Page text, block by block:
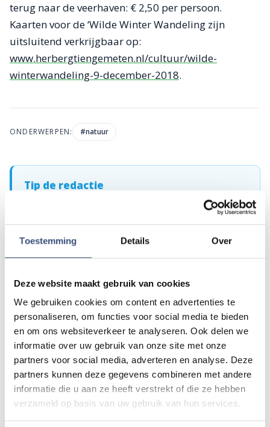
Toestemming Details Over
Deze website maakt gebruik van cookies
We gebruiken cookies om content en advertenties te
personaliseren, om functies voor social media te bieden
en om ons websiteverkeer te analyseren. Ook delen we
informatie over uw gebruik van onze site met onze
partners voor social media, adverteren en analyse. Deze
partners kunnen deze gegevens combineren met andere
informatie die u aan ze heeft verstrekt of die ze hebben
verzameld op basis van uw gebruik van hun services.
terug naar de veerhaven: € 2,50 per persoon.
Kaarten voor de ‘Wilde Winter Wandeling zijn
uitsluitend verkrijgbaar op:
www.herbergtiengemeten.nl/cultuur/wilde-
winterwandeling-9-december-2018.
ONDERWERPEN: #natuur
Tip de redactie
Heb je nieuws voor ons? Of het nu gaat om een leuk
verhaal, een opmerkelijk bericht, iets dat speelt in de buurt
of als je politie of andere hulpdiensten ergens ziet: laat
het ons weten!
💬 WhatsApp 0187-609512
📞 Bel naar 0187-682630
Foutje gezien of twijfel over een advertentie?
Zie je een fout in dit artikel, werkt iets niet goed of kom je een
advertentie tegen die niet klopt? Laat het ons weten via
redactie@omroeparchipel.nl. We kijken er graag naar.